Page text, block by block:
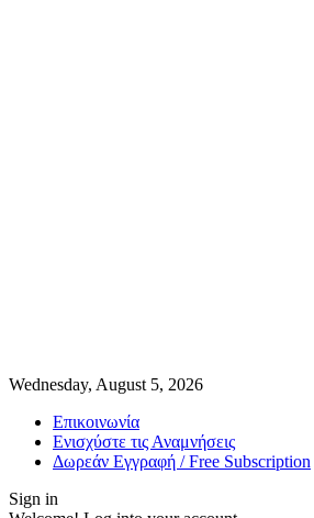
Wednesday, August 5, 2026
Επικοινωνία
Ενισχύστε τις Αναμνήσεις
Δωρεάν Εγγραφή / Free Subscription
Sign in